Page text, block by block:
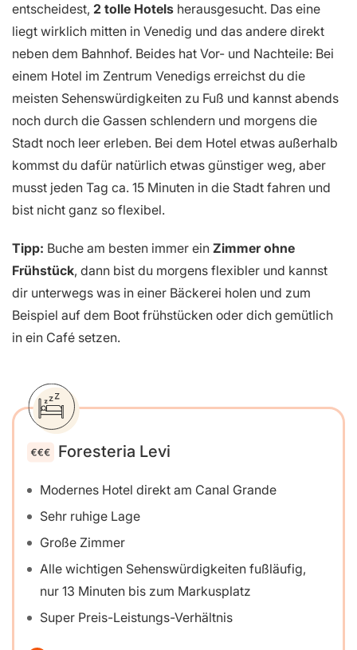
entscheidest, 2 tolle Hotels herausgesucht. Das eine
liegt wirklich mitten in Venedig und das andere direkt
neben dem Bahnhof. Beides hat Vor- und Nachteile: Bei
einem Hotel im Zentrum Venedigs erreichst du die
meisten Sehenswürdigkeiten zu Fuß und kannst abends
noch durch die Gassen schlendern und morgens die
Stadt noch leer erleben. Bei dem Hotel etwas außerhalb
kommst du dafür natürlich etwas günstiger weg, aber
musst jeden Tag ca. 15 Minuten in die Stadt fahren und
bist nicht ganz so flexibel.
Tipp: Buche am besten immer ein Zimmer ohne
Frühstück, dann bist du morgens flexibler und kannst
dir unterwegs was in einer Bäckerei holen und zum
Beispiel auf dem Boot frühstücken oder dich gemütlich
in ein Café setzen.
Foresteria Levi
Modernes Hotel direkt am Canal Grande
Sehr ruhige Lage
Große Zimmer
Alle wichtigen Sehenswürdigkeiten fußläufig,
nur 13 Minuten bis zum Markusplatz
Super Preis-Leistungs-Verhältnis